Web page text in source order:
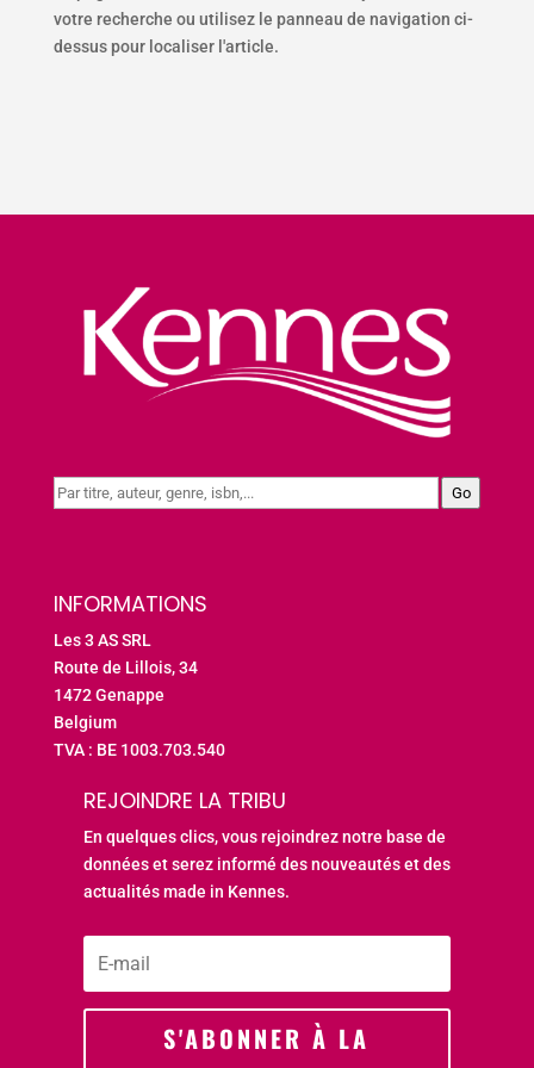
votre recherche ou utilisez le panneau de navigation ci-
dessus pour localiser l'article.
Go
INFORMATIONS
Les 3 AS SRL
Route de Lillois, 34
1472 Genappe
Belgium
TVA : BE 1003.703.540
REJOINDRE LA TRIBU
En quelques clics, vous rejoindrez notre base de
données et serez informé des nouveautés et des
actualités made in Kennes.
S'ABONNER À LA